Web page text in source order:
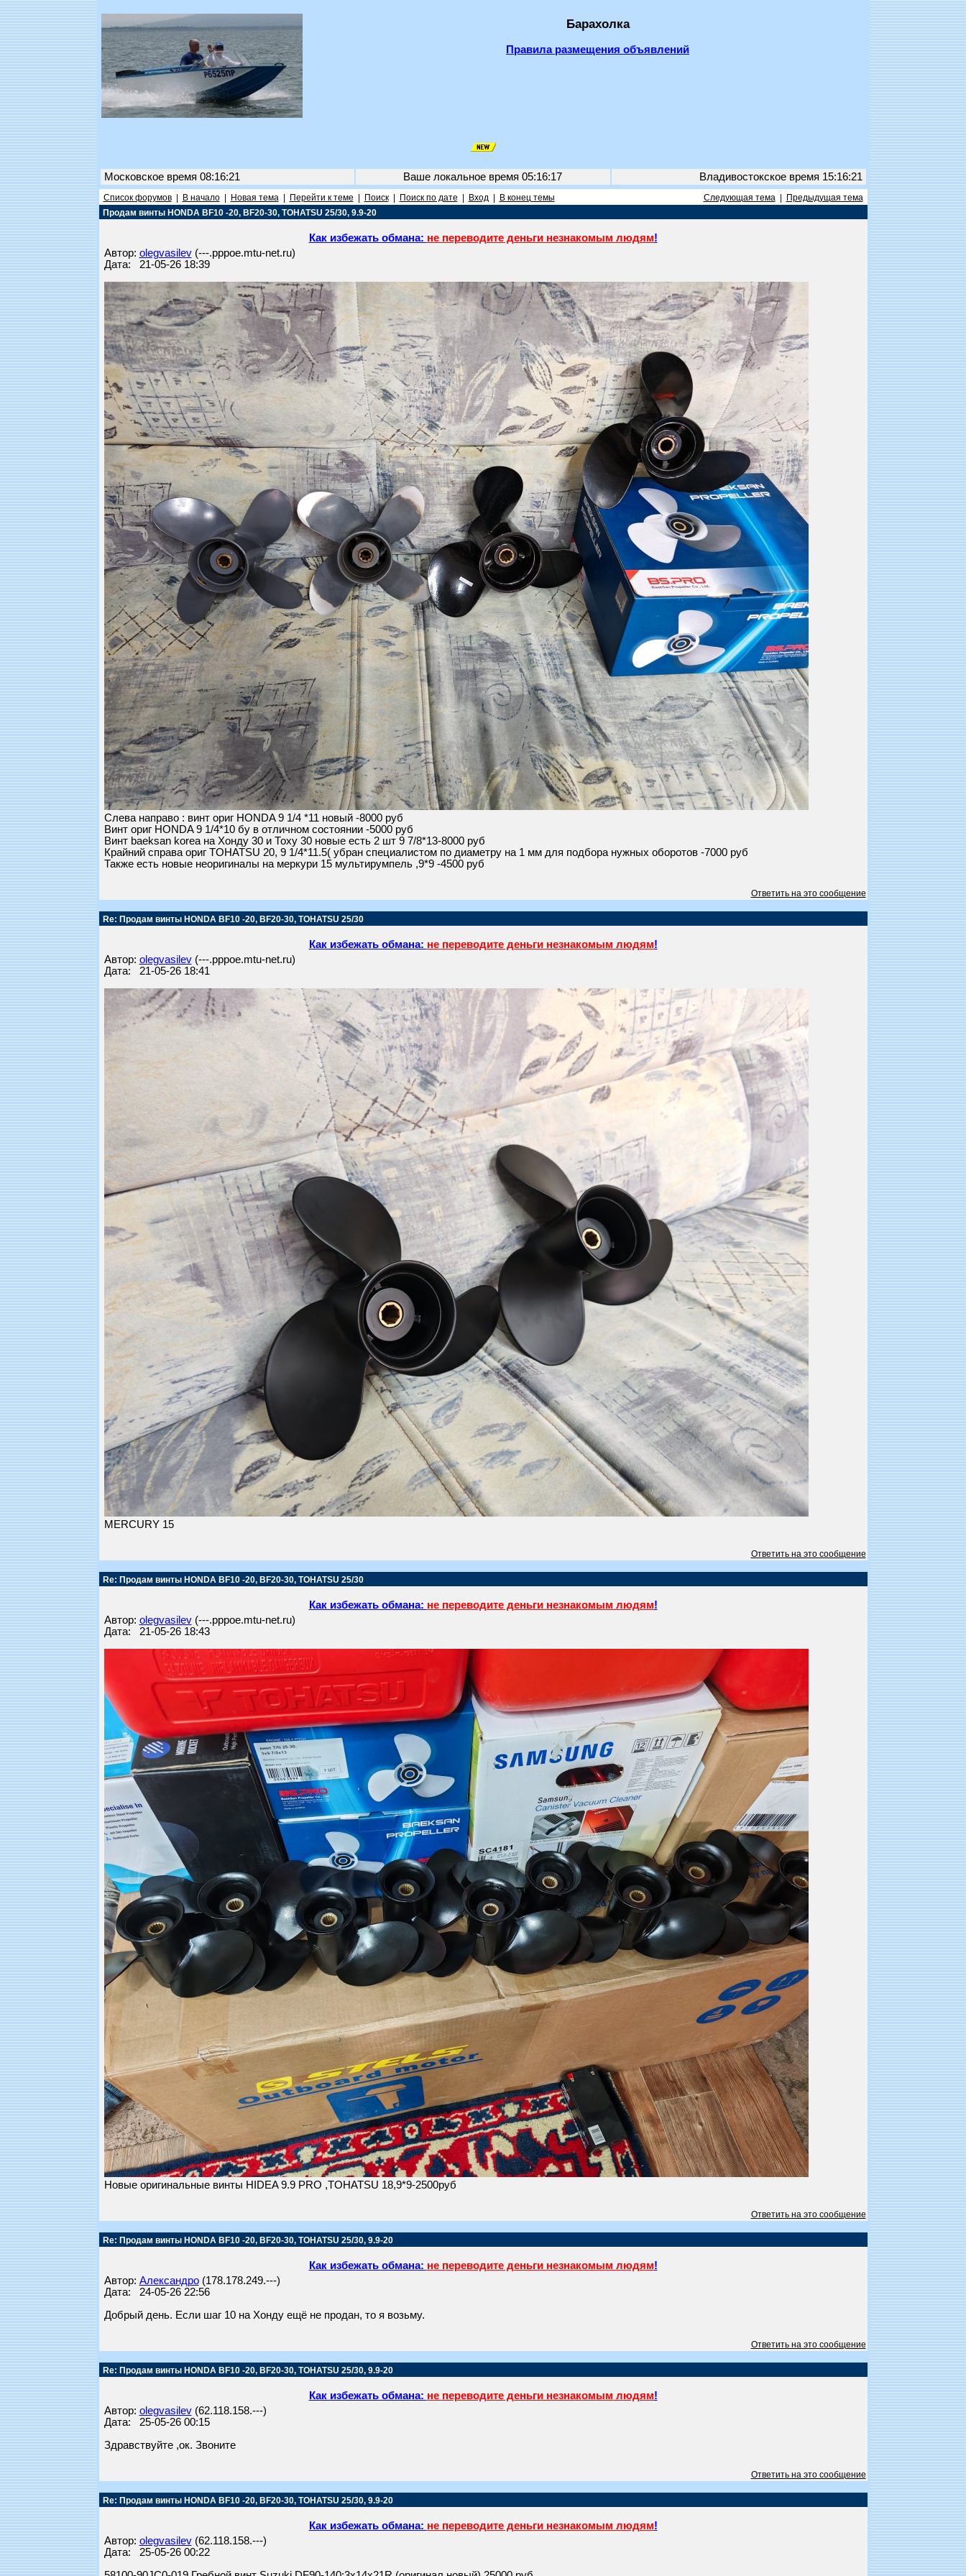
Барахолка
Правила размещения объявлений
Московское время 08:16:21 Ваше локальное время 05:16:17 Владивостокское время 15:16:21
Список форумов| В начало| Новая тема| Перейти к теме Поиск| Поиск по дате Вход| В конец темы Следующая тема|
Предыдущая тема
Продам винты HONDA BF10 -20, BF20-30, TOHATSU 25/30, 9.9-20
Как избежать обмана: не переводите деньги незнакомым людям!
Автор: olegvasilev(---.pppoe.mtu-net.ru)
Дата: 21-05-26 18:39
Слева направо : винт ориг HONDA 9 1/4 *11 новый -8000 руб
Винт ориг HONDA 9 1/4*10 бу в отличном состоянии -5000 руб
Винт baeksan korea на Хонду 30 и Тоху 30 новые есть 2 шт 9 7/8*13-8000 руб
Крайний справа ориг TOHATSU 20, 9 1/4*11.5( убран специалистом по диаметру на 1 мм для подбора нужных оборотов -7000 руб
Также есть новые неоригиналы на меркури 15 мультирумпель ,9*9 -4500 руб
Ответить на это сообщение
Re: Продам винты HONDA BF10 -20, BF20-30, TOHATSU 25/30
Как избежать обмана: не переводите деньги незнакомым людям!
Автор: olegvasilev(---.pppoe.mtu-net.ru)
Дата: 21-05-26 18:41
MERCURY 15
Ответить на это сообщение
Re: Продам винты HONDA BF10 -20, BF20-30, TOHATSU 25/30
Как избежать обмана: не переводите деньги незнакомым людям!
Автор: olegvasilev(---.pppoe.mtu-net.ru)
Дата: 21-05-26 18:43
Новые оригинальные винты HIDEA 9.9 PRO ,TOHATSU 18,9*9-2500руб
Ответить на это сообщение
Re: Продам винты HONDA BF10 -20, BF20-30, TOHATSU 25/30, 9.9-20
Как избежать обмана: не переводите деньги незнакомым людям!
Автор: Александро(178.178.249.---)
Дата: 24-05-26 22:56
Добрый день. Если шаг 10 на Хонду ещё не продан, то я возьму.
Ответить на это сообщение
Re: Продам винты HONDA BF10 -20, BF20-30, TOHATSU 25/30, 9.9-20
Как избежать обмана: не переводите деньги незнакомым людям!
Автор: olegvasilev(62.118.158.---)
Дата: 25-05-26 00:15
Здравствуйте ,ок. Звоните
Ответить на это сообщение
Re: Продам винты HONDA BF10 -20, BF20-30, TOHATSU 25/30, 9.9-20
Как избежать обмана: не переводите деньги незнакомым людям!
Автор: olegvasilev(62.118.158.---)
Дата: 25-05-26 00:22